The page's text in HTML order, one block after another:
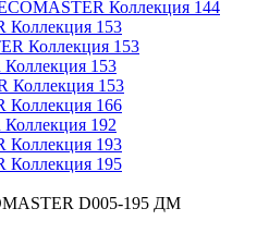
Коллекция 144
Коллекция 153
Коллекция 153
153
Коллекция 153
Коллекция 166
192
Коллекция 193
Коллекция 195
D005-195 ДМ